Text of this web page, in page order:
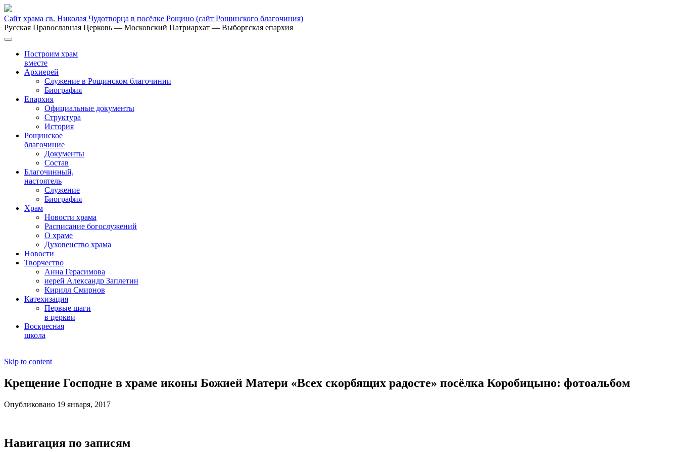
Сайт храма св. Николая Чудотворца в посёлке Рощино (сайт Рощинского благочиния)
Русская Православная Церковь — Московский Патриархат — Выборгская епархия
Построим храм
вместе
Архиерей
Служение в Рощинском благочинии
Биография
Епархия
Официальные документы
Структура
История
Рощинское
благочиние
Документы
Состав
Благочинный,
настоятель
Служение
Биография
Храм
Новости храма
Расписание богослужений
О храме
Духовенство храма
Новости
Творчество
Анна Герасимова
иерей Александр Заплетин
Кирилл Смирнов
Катехизация
Первые шаги
в церкви
Воскресная
школа
Skip to content
Крещение Господне в храме иконы Божией Матери «Всех скорбящих радосте» посёлка Коробицыно: фотоальбом
Опубликовано 19 января, 2017
Навигация по записям